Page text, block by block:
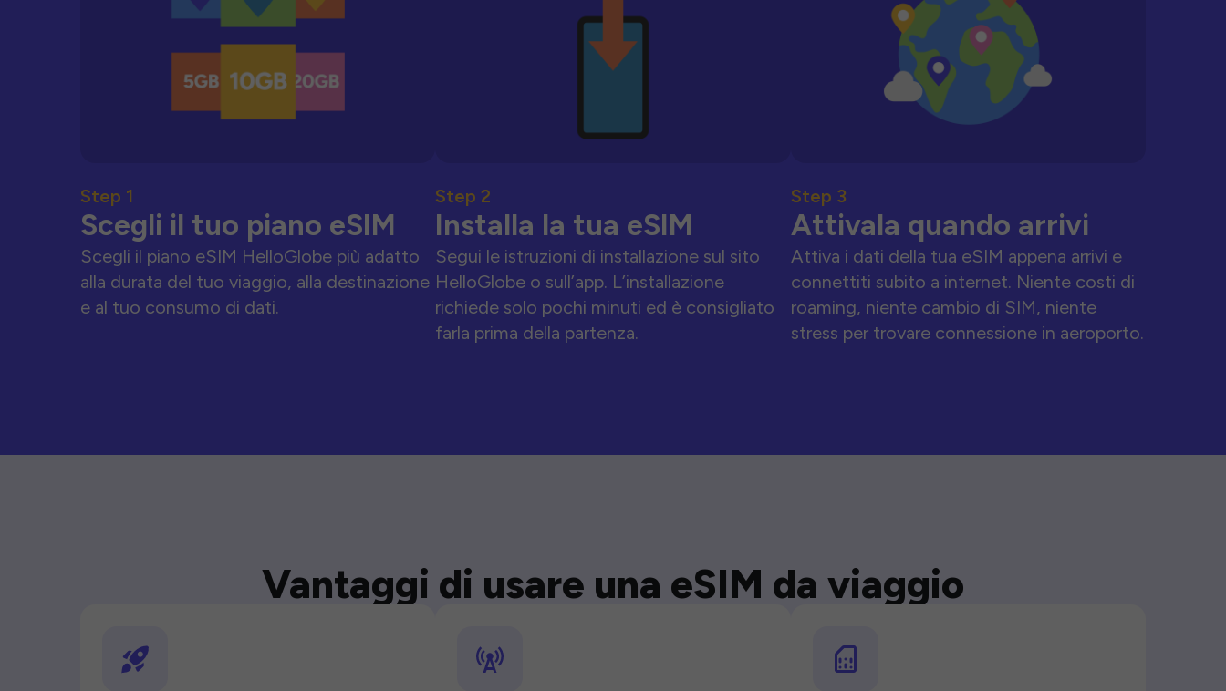
Step 1
Scegli il tuo piano eSIM
Scegli il piano eSIM HelloGlobe più adatto
alla durata del tuo viaggio, alla destinazione
e al tuo consumo di dati.
Step 2
Installa la tua eSIM
Segui le istruzioni di installazione sul sito
HelloGlobe o sull’app. L’installazione
richiede solo pochi minuti ed è consigliato
farla prima della partenza.
Step 3
Attivala quando arrivi
Attiva i dati della tua eSIM appena arrivi e
connettiti subito a internet. Niente costi di
roaming, niente cambio di SIM, niente
stress per trovare connessione in aeroporto.
Vantaggi di usare una eSIM da viaggio